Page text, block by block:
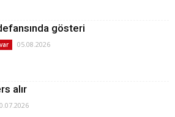
gösteri
05.08.2026
alır